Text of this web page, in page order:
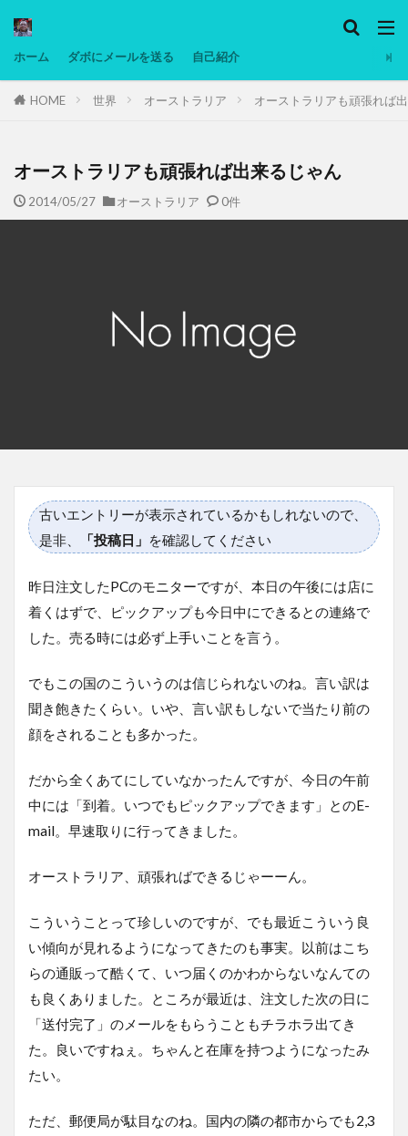
ホーム ダボにメールを送る 自己紹介
HOME 世界 オーストラリア オーストラリアも頑張れば
オーストラリアも頑張れば出来るじゃん
2014/05/27 オーストラリア 0件
古いエントリーが表示されているかもしれないので、
是非、
「投稿日」 を確認してください
昨日注文したPCのモニターですが、本日の午後には店に
着くはずで、ピックアップも今日中にできるとの連絡で
した。売る時には必ず上手いことを言う。
でもこの国のこういうのは信じられないのね。言い訳は
聞き飽きたくらい。いや、言い訳もしないで当たり前の
顔をされることも多かった。
だから全くあてにしていなかったんですが、今日の午前
中には「到着。いつでもピックアップできます」とのE-
mail。早速取りに行ってきました。
オーストラリア、頑張ればできるじゃーーん。
こういうことって珍しいのですが、でも最近こういう良
い傾向が見れるようになってきたのも事実。以前はこち
らの通販って酷くて、いつ届くのかわからないなんての
も良くありました。ところが最近は、注文した次の日に
「送付完了」のメールをもらうこともチラホラ出てき
た。良いですねぇ。ちゃんと在庫を持つようになったみ
たい。
ただ、郵便局が駄目なのね。国内の隣の都市からでも2,3
タグ
マレーシア動画
ヨーグルト
備忘録
動画 日本人村社会 脱水シート